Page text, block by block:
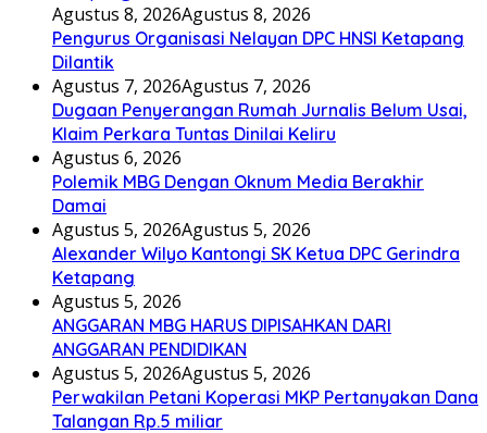
Agustus 8, 2026Agustus 8, 2026
Pengurus Organisasi Nelayan DPC HNSI Ketapang
Dilantik
Agustus 7, 2026Agustus 7, 2026
Dugaan Penyerangan Rumah Jurnalis Belum Usai,
Klaim Perkara Tuntas Dinilai Keliru
Agustus 6, 2026
Polemik MBG Dengan Oknum Media Berakhir
Damai
Agustus 5, 2026Agustus 5, 2026
Alexander Wilyo Kantongi SK Ketua DPC Gerindra
Ketapang
Agustus 5, 2026
ANGGARAN MBG HARUS DIPISAHKAN DARI
ANGGARAN PENDIDIKAN
Agustus 5, 2026Agustus 5, 2026
Perwakilan Petani Koperasi MKP Pertanyakan Dana
Talangan Rp.5 miliar